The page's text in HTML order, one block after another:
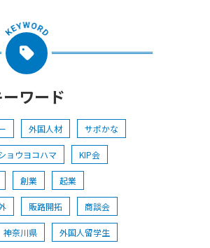
ーワード
外国人材 サポかな
ョウヨコハマ KIP会
創業 起業
販路開拓 商談会
神奈川県 外国人留学生